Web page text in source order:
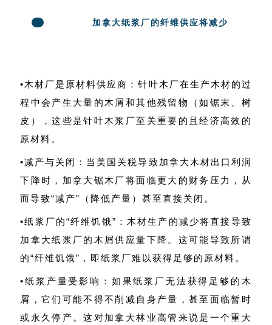
加拿大纸浆厂的纤维供应将减少
•木材厂是原材料供应商：针叶木厂在生产木材的过
程中会产生大量的木屑和其他残留物（如锯末、树
皮），这些是针叶木浆厂至关重要的且经济高效的
原材料。
•减产与关闭：当美国关税导致加拿大木材出口利润
下降时，加拿大锯木厂将面临更大的财务压力，从
而导致“减产”（降低产量）甚至直接关闭。
•纸浆厂的“纤维饥饿”：木材生产的减少将直接导致
加拿大纸浆厂的木屑供应量下降。这可能导致所谓
的“纤维饥饿”，即纸浆厂难以获得足够的原材料。
•纸浆产量受影响：如果纸浆厂无法获得足够的木
屑，它们可能不得不削减自身产量，甚至面临暂时
或永久停产。这对加拿大林业高管来说是一个重大